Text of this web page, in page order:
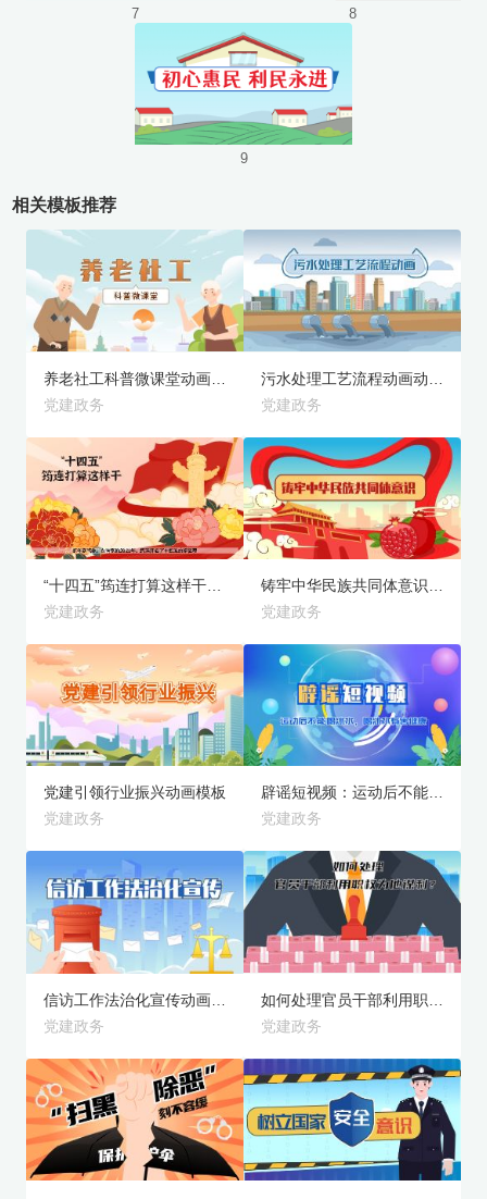
7 8
使用
9
相关模板推荐
旗舰版
预览
党建政务
旗舰版
预览
党建政务
旗舰版
预览
党建政务
旗舰版
预览
党建政务
旗舰版
预览
党建引领行业振兴动画模板
党建政务
旗舰版
预览
辟谣短视频：运动后不能喝冰水，喝冰水有害健康动画模板
党建政务
党建政务
旗舰版
预览
党建政务
旗舰版
预览
旗舰版
预览